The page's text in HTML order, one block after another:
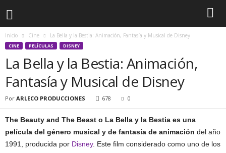
Inicio Cine La Bella y la Bestia: Animación, Fantasía y Musical de Disney
CINE PELÍCULAS DISNEY
La Bella y la Bestia: Animación,
Fantasía y Musical de Disney
Por ARLECO PRODUCCIONES 678 0
The Beauty and The Beast o La Bella y la Bestia es una
película del género musical y de fantasía de animación del año
1991, producida por Disney. Este film considerado como uno de los